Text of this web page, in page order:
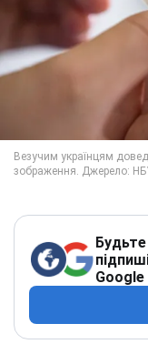
Google